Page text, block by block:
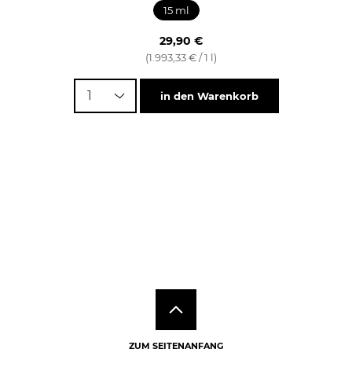
15 ml
29,90 €
(1.993,33 € / 1 l)
1 in den Warenkorb
ZUM SEITENANFANG